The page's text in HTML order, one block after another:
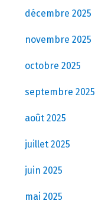
décembre 2025
novembre 2025
octobre 2025
septembre 2025
août 2025
juillet 2025
juin 2025
mai 2025